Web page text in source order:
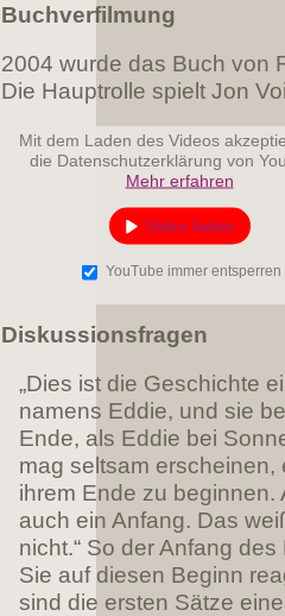
Buchverfilmung
2004 wurde das Buch von
Die Hauptrolle spielt Jon
Mit dem Laden des Videos
die Datenschutzerklärung von
Mehr erfahren
Video laden
YouTube immer entsperren
Diskussionsfragen
„Dies ist die Geschichte
namens Eddie, und sie
Ende, als Eddie bei
mag seltsam
ihrem Ende zu beginnen.
auch ein Anfang. Das
nicht.“ So der Anfang
Sie auf diesen Beginn
sind die ersten Sätze